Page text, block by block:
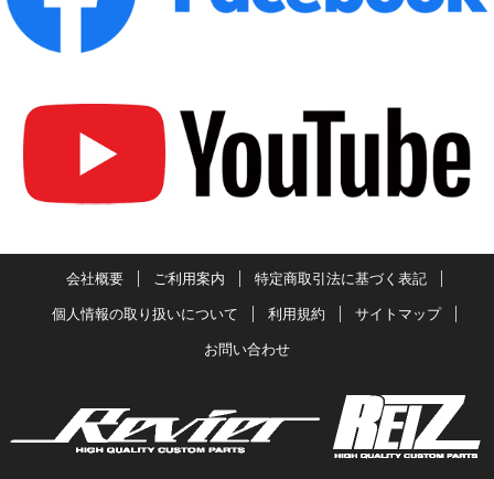
会社概要 ご利用案内 特定商取引法に基づく表記
個人情報の取り扱いについて 利用規約 サイトマップ
お問い合わせ